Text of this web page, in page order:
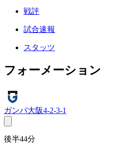
戦評
試合速報
スタッツ
フォーメーション
ガンバ大阪4-2-3-1
後半44分